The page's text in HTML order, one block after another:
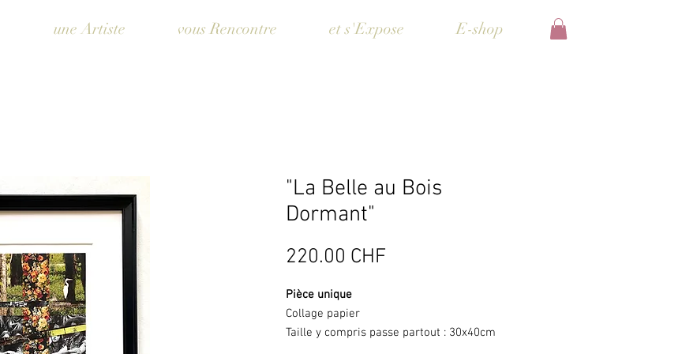
une Artiste vous Rencontre et s'Expose E-shop
"La Belle au Bois
Dormant"
220.00 CHF
Pièce unique
Collage papier
Taille y compris passe partout : 30x40cm